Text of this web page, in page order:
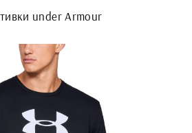
under Armour